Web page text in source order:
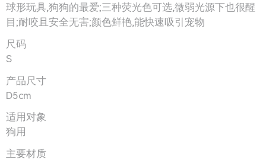
球形玩具,狗狗的最爱;三种荧光色可选,微弱光源下也很醒
目;耐咬且安全无害;颜色鲜艳,能快速吸引宠物
尺码
S
产品尺寸
D5cm
适用对象
狗用
主要材质